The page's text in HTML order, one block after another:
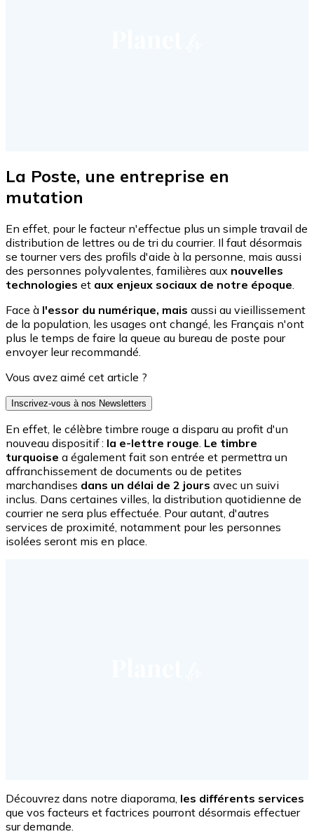
La Poste, une entreprise en
mutation
En effet, pour le facteur n'effectue plus un simple travail de
distribution de lettres ou de tri du courrier. Il faut désormais
se tourner vers des profils d'aide à la personne, mais aussi
des personnes polyvalentes, familières aux nouvelles
technologies et aux enjeux sociaux de notre époque
Face à l'essor du numérique, mais aussi au vieillissement
de la population, les usages ont changé, les Français n'ont
plus le temps de faire la queue au bureau de poste pour
envoyer leur recommandé.
Vous avez aimé cet article ?
Inscrivez-vous à nos Newsletters
En effet, le célèbre timbre rouge a disparu au profit d'un
nouveau dispositif : la e-lettre rouge Le timbre
turquoise a également fait son entrée et permettra un
affranchissement de documents ou de petites
marchandises dans un délai de 2 jours avec un suivi
inclus. Dans certaines villes, la distribution quotidienne de
courrier ne sera plus effectuée. Pour autant, d'autres
services de proximité, notamment pour les personnes
isolées seront mis en place.
Découvrez dans notre diaporama, les différents services
que vos facteurs et factrices pourront désormais effectuer
sur demande.